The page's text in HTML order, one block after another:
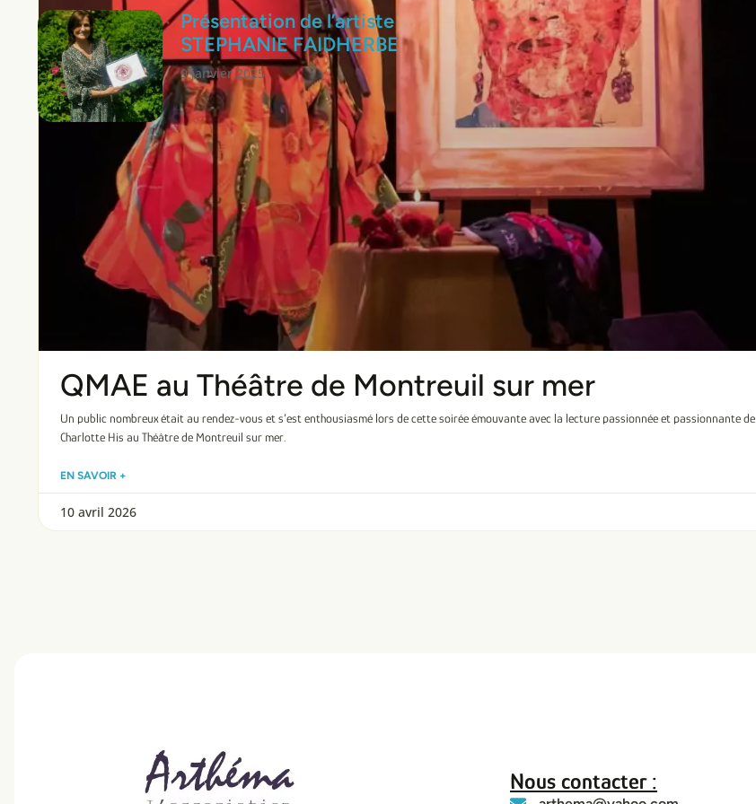
QMAE au Théâtre de Montreuil sur mer
Un public nombreux était au rendez-vous et s’est enthousiasmé lors de cette soirée émouvante avec la lecture passionnée et passionnante de
Charlotte His au Théâtre de Montreuil sur mer.
EN SAVOIR +
10 avril 2026
Présentation de l’artiste
STEPHANIE FAIDHERBE
9 janvier 2025
Nous contacter :